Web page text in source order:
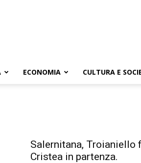
ECONOMIA CULTURA E
Salernitana, Troianiello
Cristea in partenza.